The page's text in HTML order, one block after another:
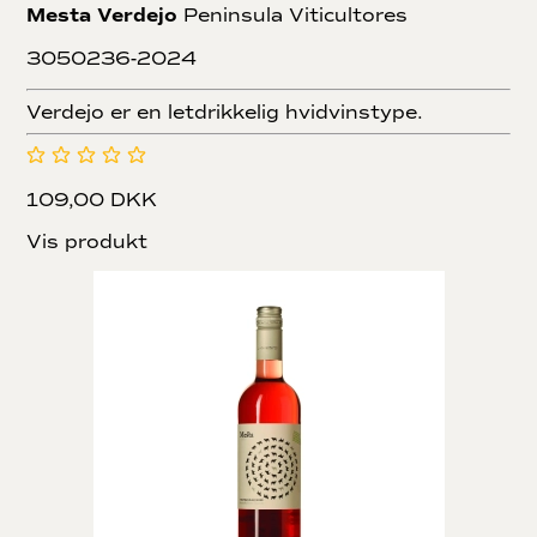
Mesta Verdejo Peninsula Viticultores
3050236-2024
Verdejo er en letdrikkelig hvidvinstype.
109,00 DKK
Vis produkt